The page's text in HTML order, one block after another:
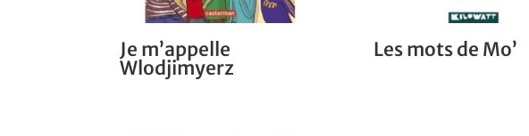
Je m’appelle
Wlodjimyerz
Les mots de Mo’